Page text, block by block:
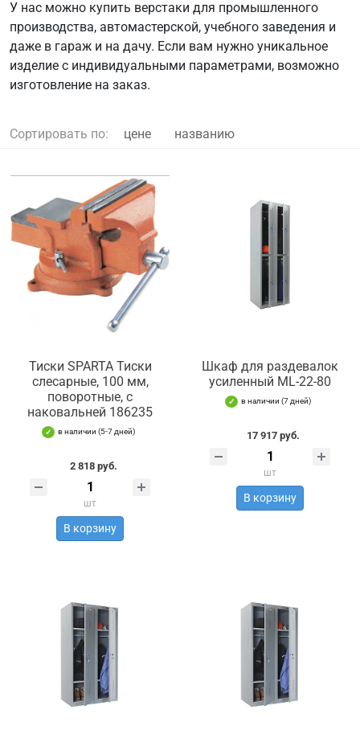
У нас можно купить верстаки для промышленного
производства, автомастерской, учебного заведения и
даже в гараж и на дачу. Если вам нужно уникальное
изделие с индивидуальными параметрами, возможно
изготовление на заказ.
Сортировать по: цене названию
Тиски SPARTA Тиски
слесарные, 100 мм,
поворотные, с
наковальней 186235
в наличии (5-7 дней)
2 818 руб.
шт
В корзину
Шкаф для раздевалок
усиленный ML-22-80
в наличии (7 дней)
17 917 руб.
шт
В корзину